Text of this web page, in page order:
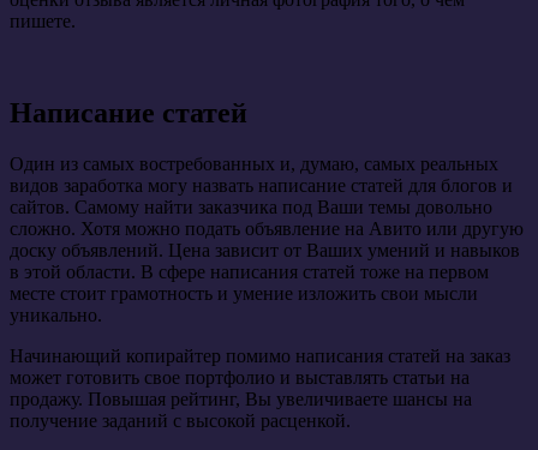
пишете.
Написание статей
Один из самых востребованных и, думаю, самых реальных
видов заработка могу назвать написание статей для блогов и
сайтов. Самому найти заказчика под Ваши темы довольно
сложно. Хотя можно подать объявление на Авито или другую
доску объявлений. Цена зависит от Ваших умений и навыков
в этой области. В сфере написания статей тоже на первом
месте стоит грамотность и умение изложить свои мысли
уникально.
Начинающий копирайтер помимо написания статей на заказ
может готовить свое портфолио и выставлять статьи на
продажу. Повышая рейтинг, Вы увеличиваете шансы на
получение заданий с высокой расценкой.